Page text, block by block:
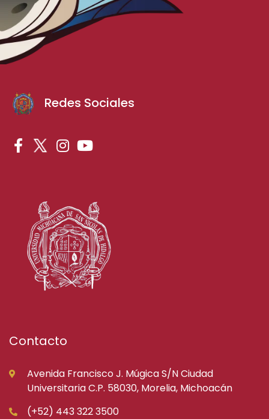
Redes Sociales
Contacto
Avenida Francisco J. Múgica S/N Ciudad
Universitaria C.P. 58030, Morelia, Michoacán
(+52) 443 322 3500